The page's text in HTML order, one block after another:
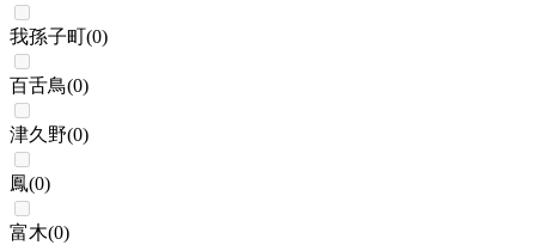
我孫子町(0)
百舌鳥(0)
津久野(0)
鳳(0)
富木(0)